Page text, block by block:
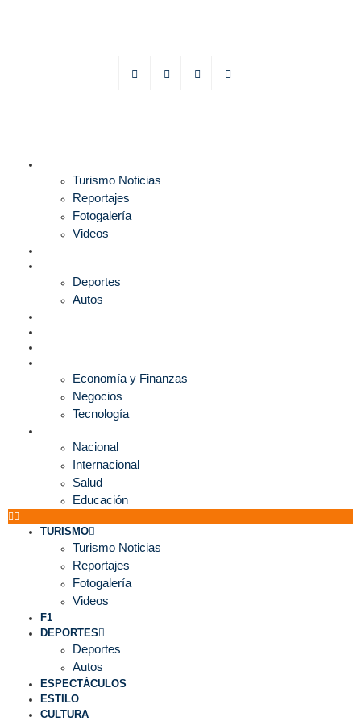
Turismo Noticias
Reportajes
Fotogalería
Videos
Deportes
Autos
Economía y Finanzas
Negocios
Tecnología
Nacional
Internacional
Salud
Educación
TURISMO
Turismo Noticias
Reportajes
Fotogalería
Videos
F1
DEPORTES
Deportes
Autos
ESPECTÁCULOS
ESTILO
CULTURA